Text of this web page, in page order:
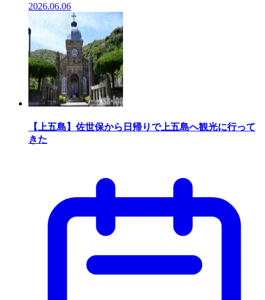
2026.06.06
【上五島】佐世保から日帰りで上五島へ観光に行って
きた